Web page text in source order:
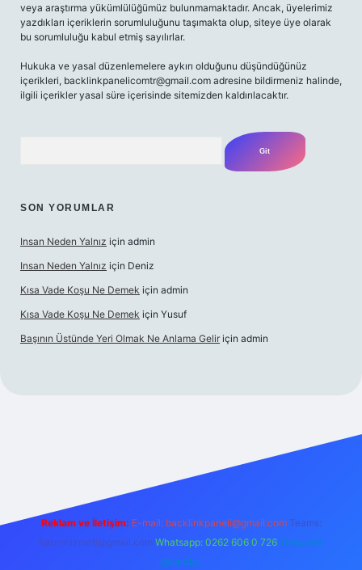
veya araştırma yükümlülüğümüz bulunmamaktadır. Ancak, üyelerimiz
yazdıkları içeriklerin sorumluluğunu taşımakta olup, siteye üye olarak
bu sorumluluğu kabul etmiş sayılırlar.
Hukuka ve yasal düzenlemelere aykırı olduğunu düşündüğünüz
içerikleri, backlinkpanelicomtr@gmail.com adresine bildirmeniz halinde,
ilgili içerikler yasal süre içerisinde sitemizden kaldırılacaktır.
SON YORUMLAR
Insan Neden Yalnız için admin
Insan Neden Yalnız için Deniz
Kısa Vade Koşu Ne Demek için admin
Kısa Vade Koşu Ne Demek için Yusuf
Başının Üstünde Yeri Olmak Ne Anlama Gelir için admin
Reklam ve İletişim: E-mail: backlinkpaneli@gmail.com Teams:
forumhizmeti@gmail.com Whatsapp: 0262 606 0 726 Telegram:
@karabul